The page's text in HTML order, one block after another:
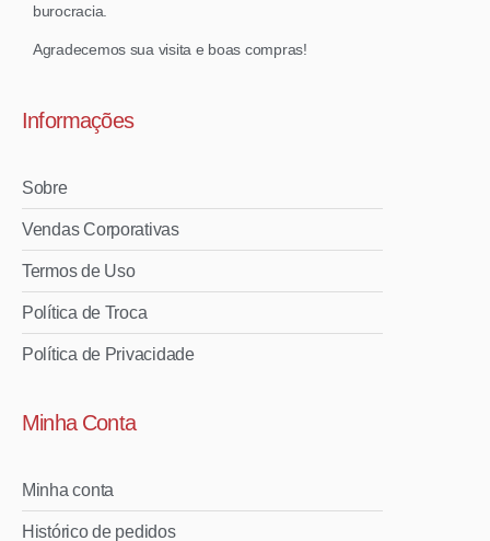
burocracia.
Agradecemos sua visita e boas compras!
Informações
Sobre
Vendas Corporativas
Termos de Uso
Política de Troca
Política de Privacidade
Minha Conta
Minha conta
Histórico de pedidos